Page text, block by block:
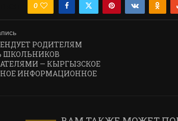
0
РОДИТЕЛЯМ
ШКОЛЬНИКОВ
— КЫРГЫЗСКОЕ
ИНФОРМАЦИОННОЕ